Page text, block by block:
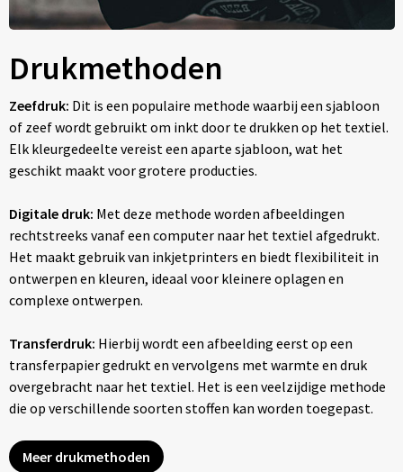
Drukmethoden
Zeefdruk: Dit is een populaire methode waarbij een sjabloon
of zeef wordt gebruikt om inkt door te drukken op het textiel.
Elk kleurgedeelte vereist een aparte sjabloon, wat het
geschikt maakt voor grotere producties.
Digitale druk: Met deze methode worden afbeeldingen
rechtstreeks vanaf een computer naar het textiel afgedrukt.
Het maakt gebruik van inkjetprinters en biedt flexibiliteit in
ontwerpen en kleuren, ideaal voor kleinere oplagen en
complexe ontwerpen.
Transferdruk: Hierbij wordt een afbeelding eerst op een
transferpapier gedrukt en vervolgens met warmte en druk
overgebracht naar het textiel. Het is een veelzijdige methode
die op verschillende soorten stoffen kan worden toegepast.
Meer drukmethoden